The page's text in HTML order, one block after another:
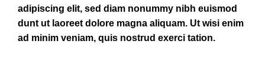
adipiscing elit, sed diam nonummy nibh euismod
dunt ut laoreet dolore magna aliquam. Ut wisi enim
ad minim veniam, quis nostrud exerci tation.